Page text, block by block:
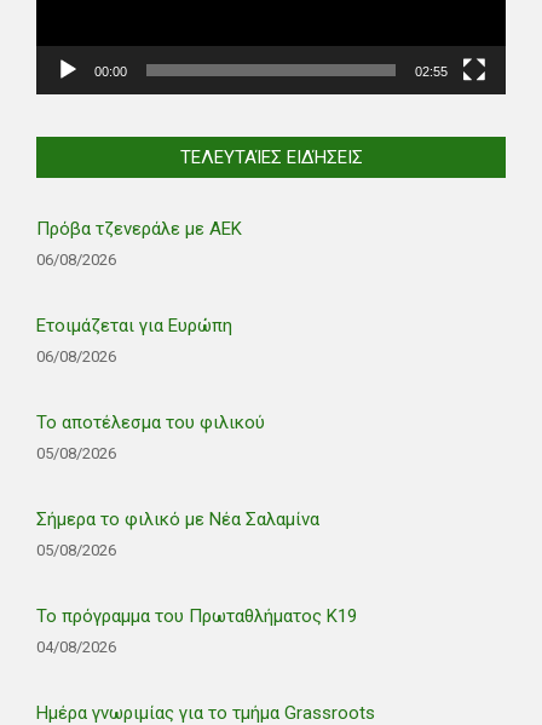
00:00 02:55
ΤΕΛΕΥΤΑΊΕΣ ΕΙΔΉΣΕΙΣ
Πρόβα τζενεράλε με ΑΕΚ
06/08/2026
Ετοιμάζεται για Ευρώπη
06/08/2026
Το αποτέλεσμα του φιλικού
05/08/2026
Σήμερα το φιλικό με Νέα Σαλαμίνα
05/08/2026
Το πρόγραμμα του Πρωταθλήματος Κ19
04/08/2026
Ημέρα γνωριμίας για το τμήμα Grassroots